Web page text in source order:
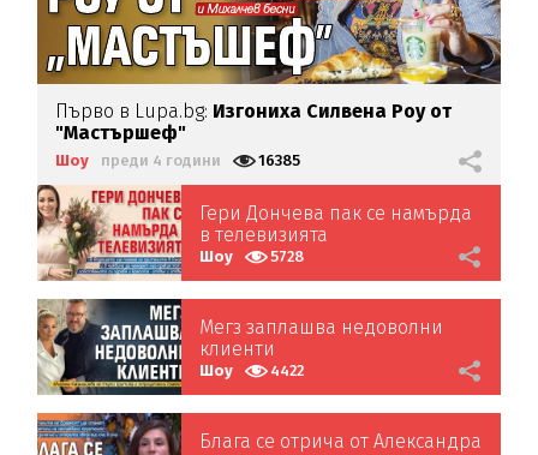
Първо в Lupa.bg: Изгониха Силвена Роу от
"Мастършеф"
Шоу преди 4 години 16385
Гери Дончева пак се намърда
в телевизията
Шоу 5728
Мегз заплашва недоволни
клиенти
Шоу 4422
Блага се отрича от Александра